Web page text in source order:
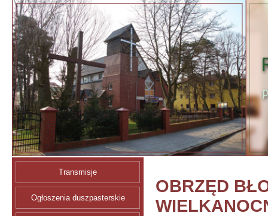
Transmisje
Ogłoszenia duszpasterskie
OBRZĘD